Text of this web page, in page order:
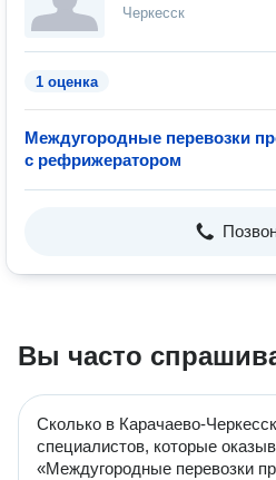
Черкесск
1 оценка
Междугородные перевозки
с рефрижератором
Вы часто
Сколько в Карачаево-
специалистов, которые
«Междугородные перевозки